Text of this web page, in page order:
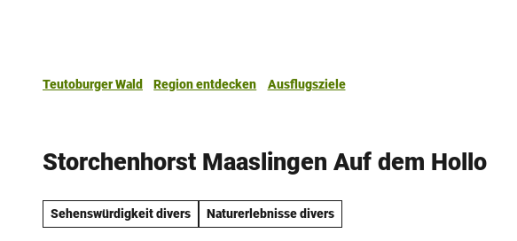
Teutoburger Wald Region entdecken
Ausflugsziele
Storchenhorst Maaslingen Auf dem Hollo
Sehenswürdigkeit divers Naturerlebnisse divers